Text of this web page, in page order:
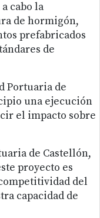
cabo la
de hormigón,
prefabricados
de
Portuaria de
una ejecución
el impacto sobre
de Castellón,
proyecto es
del
capacidad de